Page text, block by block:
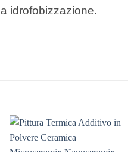
idrofobizzazione.